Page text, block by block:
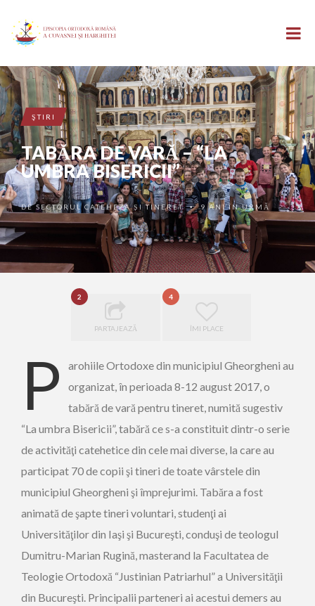
ŞTIRI
TABĂRA DE VARĂ – “LA
UMBRA BISERICII”
DESECTORUL CATEHEZA ȘI TINERET •9 ANI ÎN URMĂ
2
PARTAJEAZĂ
4
ÎMI PLACE
P
arohiile Ortodoxe din municipiul Gheorgheni au
organizat, în perioada 8-12 august 2017, o
tabără de vară pentru tineret, numită sugestiv
“La umbra Bisericii”, tabără ce s-a constituit dintr-o serie
de activităţi catehetice din cele mai diverse, la care au
participat 70 de copii şi tineri de toate vârstele din
municipiul Gheorgheni şi împrejurimi. Tabăra a fost
animată de şapte tineri voluntari, studenţi ai
Universităţilor din Iaşi şi Bucureşti, conduşi de teologul
Dumitru-Marian Rugină, masterand la Facultatea de
Teologie Ortodoxă “Justinian Patriarhul” a Universităţii
din Bucureşti. Principalii parteneri ai acestui demers au